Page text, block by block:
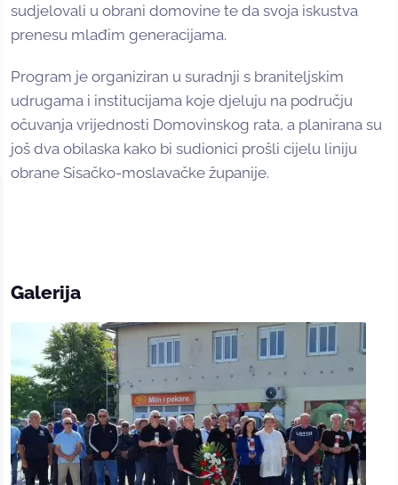
sudjelovali u obrani domovine te da svoja iskustva
prenesu mlađim generacijama.
Program je organiziran u suradnji s braniteljskim
udrugama i institucijama koje djeluju na području
očuvanja vrijednosti Domovinskog rata, a planirana su
još dva obilaska kako bi sudionici prošli cijelu liniju
obrane Sisačko-moslavačke županije.
Galerija